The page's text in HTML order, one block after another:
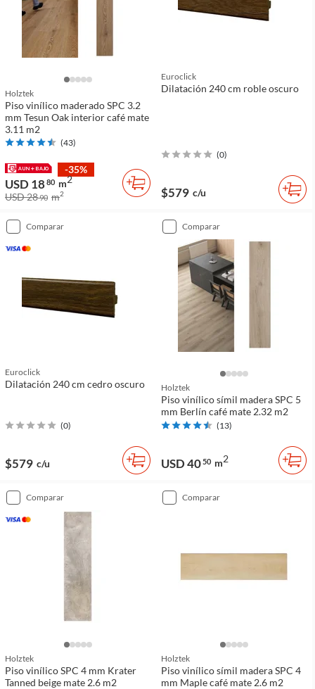
Holztek
Piso vinílico maderado SPC 3.2
mm Tesun Oak interior café mate
3.11 m2
(43)
-35%
USD 1880 m2
USD 2890 m2
Euroclick
Dilatación 240 cm roble oscuro
(0)
$579 c/u
comparar
Euroclick
Dilatación 240 cm cedro oscuro
(0)
$579 c/u
comparar
Holztek
Piso vinílico símil madera SPC 5
mm Berlín café mate 2.32 m2
(13)
USD 4050 m2
comparar
Holztek
Piso vinílico SPC 4 mm Krater
Tanned beige mate 2.6 m2
comparar
Holztek
Piso vinílico símil madera SPC 4
mm Maple café mate 2.6 m2